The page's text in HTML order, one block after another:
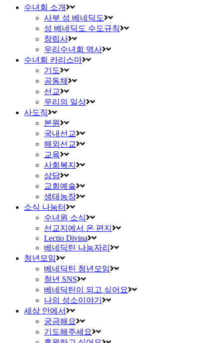
수녀회 소개
사부 성 베네딕도
성 베네딕도 수도규칙
창립사
우리수녀회 역사
수녀회 카리스마
기도
공동체
선교
우리의 일상
사도직
본원
국내선교
해외선교
교육
사회복지
상담
교회예술
생태농장
소식 나눔터
수녀원 소식
선교지에서 온 편지
Lectio Divina
베네딕틴 나눔자리
청년모임
베네딕틴 청년모임
청년 SNS
베네딕틴이 되고 싶어요
나의 성소이야기
세상 안에서
궁금해요
기도해주세요